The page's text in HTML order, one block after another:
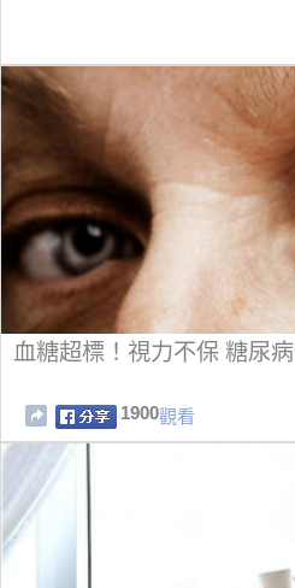
血糖超標！視力不保 糖尿
1900觀看